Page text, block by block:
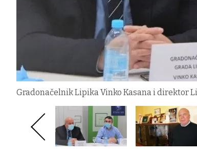
Gradonačelnik Lipika Vinko Kasana i direktor